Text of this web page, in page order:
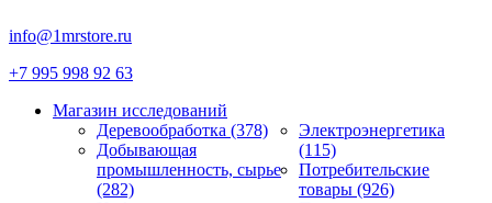
info@1mrstore.ru
+7 995 998 92 63
Магазин исследований
Деревообработка (378)
Добывающая
промышленность, сырье
(282)
Электроэнергетика
(115)
Потребительские
товары (926)